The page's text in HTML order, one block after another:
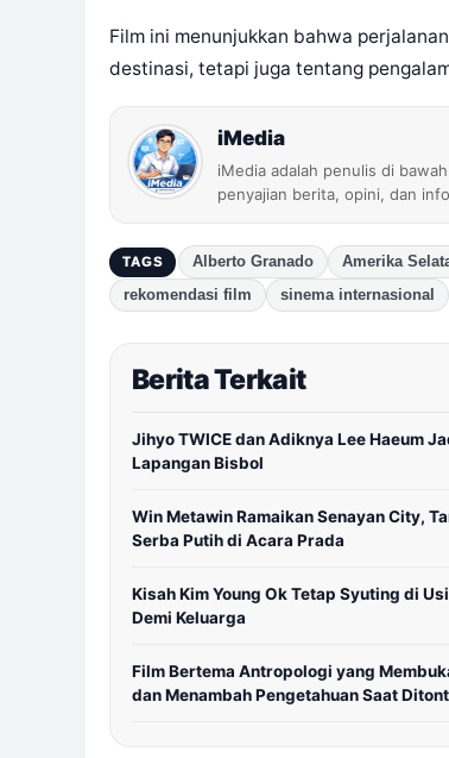
Film ini menunjukkan bahwa
destinasi, tetapi juga tentang
iMedia
iMedia adalah penulis di
penyajian berita, opini, dan
TAGS Alberto Granado Amerika
rekomendasi film
sinema internasional
Berita Terkait
Jihyo TWICE dan Adiknya Lee Haeum
Lapangan Bisbol
Win Metawin Ramaikan Senayan City,
Serba Putih di Acara Prada
Kisah Kim Young Ok Tetap Syuting di
Demi Keluarga
Film Bertema Antropologi yang
dan Menambah Pengetahuan Saat